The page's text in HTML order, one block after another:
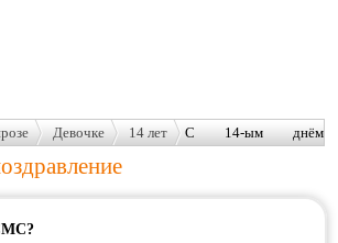
Девочке 14 лет
С 14-ым днём